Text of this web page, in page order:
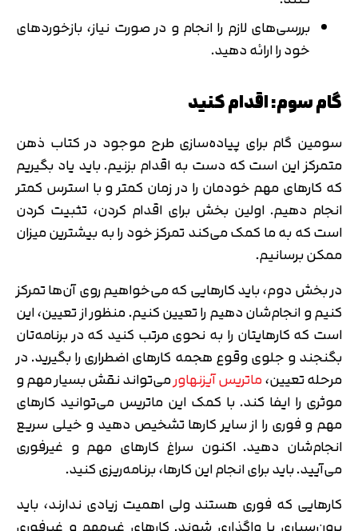
بررسی‌های لازم را انجام و در صورت نیاز، بازخوردهای
خود را ارائه دهید.
گام سوم: اقدام کنید
سومین گام برای پیاده‌سازی طرح موجود در کتاب ذهن
متمرکز این است که دست به اقدام بزنیم. باید یاد بگیریم
که کارهای مهم خودمان را در زمان کمتر و با استرس کمتر
انجام دهیم. اولین بخش برای اقدام کردن، تثبیت کردن
است که به ما کمک می‌کند تمرکز خود را به بیشترین میزان
ممکن برسانیم.
در بخش دوم، باید کارهایی که می‌خواهیم روی آن‌ها تمرکز
کنیم و انجام‌شان دهیم را تعیین کنیم. منظور از تعیین، این
است که کارهایتان را به نحوی مرتب کنید که در برنامه‌تان
بگنجند و جلوی وقوع هجمه کارهای اضطراری را بگیرید. در
مرحله تعیین،ماتریس آیزنهاورمی‌تواند نقش بسیار مهم و
موثری را ایفا کند. با کمک این ماتریس می‌توانید کارهای
مهم و فوری را از سایر کارها تشخیص دهید و خیلی سریع
انجام‌شان دهید. اکنون سراغ کارهای مهم و غیرفوری
می‌آیید. باید برای انجام این کارها، برنامه‌ریزی کنید.
کارهایی که فوری هستند ولی اهمیت زیادی ندارند، باید